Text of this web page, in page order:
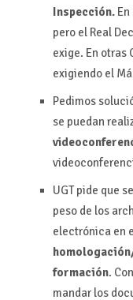
Inspección.En
pero el Real
exige. En otras
exigiendo el
Pedimos
se puedan
UGT pide que
peso de los
electrónica en
formación.
mandar los